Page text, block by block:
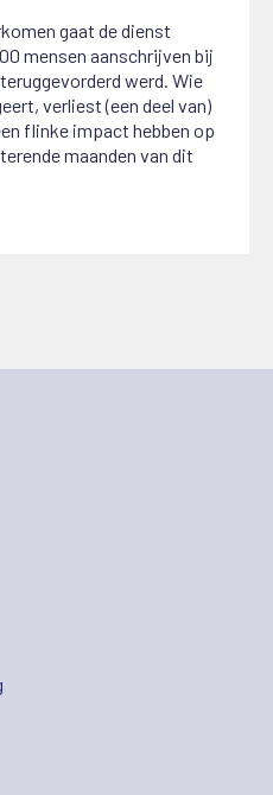
gaat de dienst
mensen aanschrijven bij
werd. Wie
verliest (een deel van)
flinke impact hebben op
maanden van dit